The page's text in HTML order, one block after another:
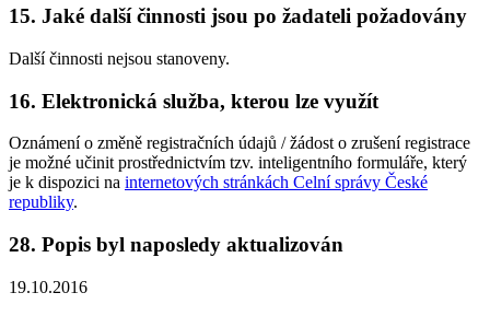
15. Jaké další činnosti jsou po žadateli požadovány
Další činnosti nejsou stanoveny.
16. Elektronická služba, kterou lze využít
Oznámení o změně registračních údajů / žádost o zrušení registrace
je možné učinit prostřednictvím tzv. inteligentního formuláře, který
je k dispozici na internetových stránkách Celní správy České
republiky.
28. Popis byl naposledy aktualizován
19.10.2016